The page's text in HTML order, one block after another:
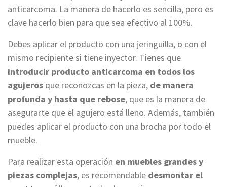
anticarcoma. La manera de hacerlo es sencilla, pero es
clave hacerlo bien para que sea efectivo al 100%.
Debes aplicar el producto con una jeringuilla, o con el
mismo recipiente si tiene inyector. Tienes que
introducir producto anticarcoma en todos los
agujeros que reconozcas en la pieza, de manera
profunda y hasta que rebose, que es la manera de
asegurarte que el agujero está lleno. Además, también
puedes aplicar el producto con una brocha por todo el
mueble.
Para realizar esta operación en muebles grandes y
piezas complejas, es recomendable desmontar el